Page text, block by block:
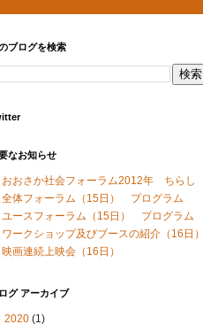
ブログを検索
なお知らせ
おおさか社会フォーラム2012年 ちらし
全体フォーラム（15日） プログラム
ユースフォーラム（15日） プログラム
ワークショップ及びブースの紹介（16日）
映画連続上映会（16日）
グ アーカイブ
2020 (1)